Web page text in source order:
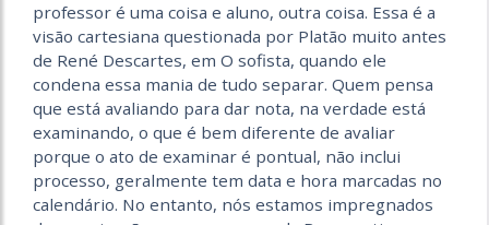
professor é uma coisa e aluno, outra coisa. Essa é a
visão cartesiana questionada por Platão muito antes
de René Descartes, em O sofista, quando ele
condena essa mania de tudo separar. Quem pensa
que está avaliando para dar nota, na verdade está
examinando, o que é bem diferente de avaliar
porque o ato de examinar é pontual, não inclui
processo, geralmente tem data e hora marcadas no
calendário. No entanto, nós estamos impregnados